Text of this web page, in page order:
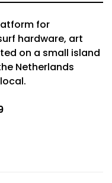
for
hardware, art
on a small island
Netherlands